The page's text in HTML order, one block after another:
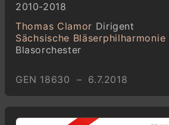
2010-2018
Thomas Clamor Dirigent
Sächsische Bläserphilharmonie
Blasorchester
GEN 18630 – 6.7.2018